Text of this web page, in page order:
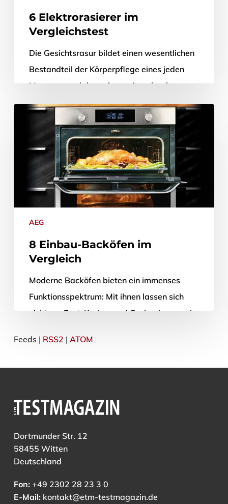
6 Elektrorasierer im
Vergleichstest
Die Gesichtsrasur bildet einen wesentlichen
Bestandteil der Körperpflege eines jeden
Mannes – und das schon seit mehr als
20.000 Jahren, wie sich anhand von
Höhlenmalereien nachweisen lässt.…
19. Dezember 2019
AEG
8 Einbau-Backöfen im
Vergleich
Moderne Backöfen bieten ein immenses
Funktionsspektrum: Mit ihnen lassen sich
nicht nur Brot, Kuchen und Co. backen; auch
in einem…
Feeds | RSS2 | ATOM
Dortmunder Str. 12
58455 Witten
Deutschland
Fon:+49 2302 28 23 3 0
E-Mail: kontakt@etm-testmagazin.de